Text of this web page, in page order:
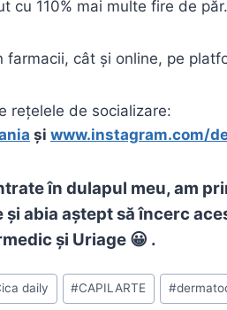
cu 110% mai multe fire de păr.
farmacii, cât și online, pe
rețelele de socializare:
și www.instagram.com/
în dulapul meu, am
și abia așteptsăîncerc
și Uriage 😀 .
daily #CAPILARTE #